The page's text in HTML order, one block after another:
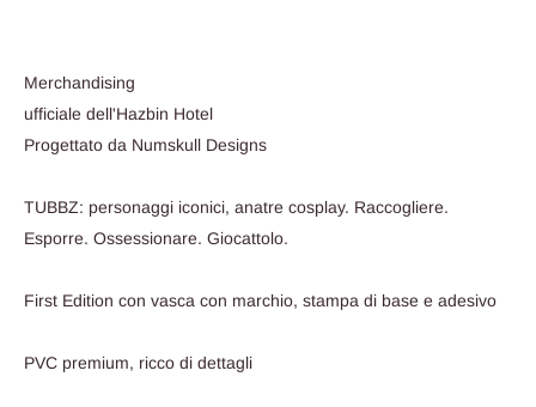
Merchandising
ufficiale dell'Hazbin Hotel
Progettato da Numskull Designs
TUBBZ: personaggi iconici, anatre cosplay. Raccogliere.
Esporre. Ossessionare. Giocattolo.
First Edition con vasca con marchio, stampa di base e adesivo
PVC premium, ricco di dettagli